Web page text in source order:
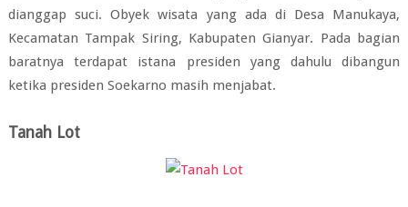
dianggap suci. Obyek wisata yang ada di Desa Manukaya,
Kecamatan Tampak Siring, Kabupaten Gianyar. Pada bagian
baratnya terdapat istana presiden yang dahulu dibangun
ketika presiden Soekarno masih menjabat.
Tanah Lot